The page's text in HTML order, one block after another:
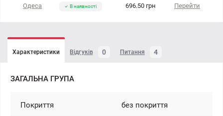
Одеса В наявності 696.50 грн Перейти
Характеристики Відгуків 0 Питання 4
ЗАГАЛЬНА ГРУПА
Покриття без покриття